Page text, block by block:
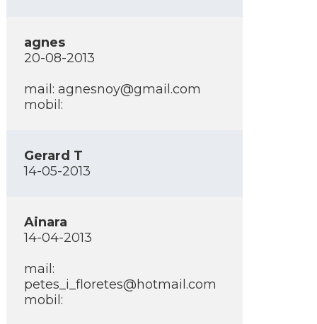
agnes
20-08-2013
mail: agnesnoy@gmail.com
mobil:
Gerard T
14-05-2013
Ainara
14-04-2013
mail:
petes_i_floretes@hotmail.com
mobil: